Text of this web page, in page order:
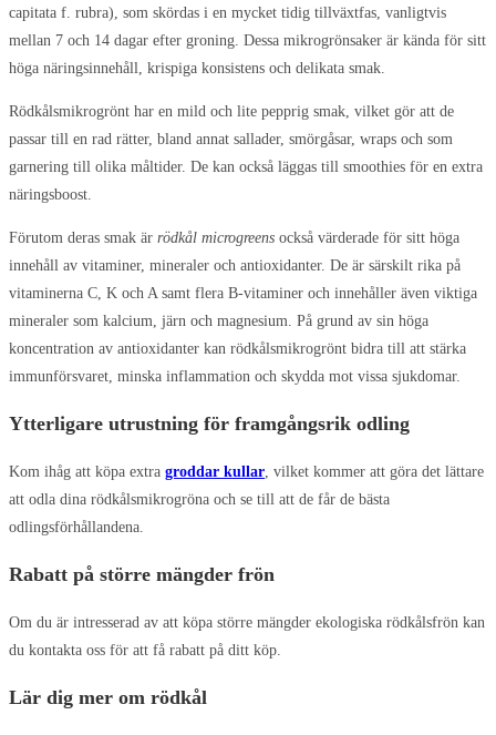
webbplats
capitata f. rubra), som skördas i en mycket tidig tillväxtfas, vanligtvis
mellan 7 och 14 dagar efter groning. Dessa mikrogrönsaker är kända för sitt
höga näringsinnehåll, krispiga konsistens och delikata smak.
Rödkålsmikrogrönt har en mild och lite pepprig smak, vilket gör att de
passar till en rad rätter, bland annat sallader, smörgåsar, wraps och som
garnering till olika måltider. De kan också läggas till smoothies för en extra
näringsboost.
Förutom deras smak är rödkål microgreens också värderade för sitt höga
innehåll av vitaminer, mineraler och antioxidanter. De är särskilt rika på
vitaminerna C, K och A samt flera B-vitaminer och innehåller även viktiga
mineraler som kalcium, järn och magnesium. På grund av sin höga
koncentration av antioxidanter kan rödkålsmikrogrönt bidra till att stärka
immunförsvaret, minska inflammation och skydda mot vissa sjukdomar.
Ytterligare utrustning för framgångsrik odling
Kom ihåg att köpa extra groddar kullar, vilket kommer att göra det lättare
att odla dina rödkålsmikrogröna och se till att de får de bästa
odlingsförhållandena.
Rabatt på större mängder frön
Om du är intresserad av att köpa större mängder ekologiska rödkålsfrön kan
du kontakta oss för att få rabatt på ditt köp.
Lär dig mer om rödkål